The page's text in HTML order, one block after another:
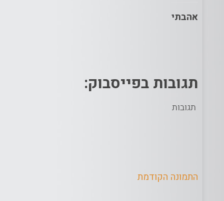
אהבתי
תגובות בפייסבוק:
תגובות
התמונה הקודמת